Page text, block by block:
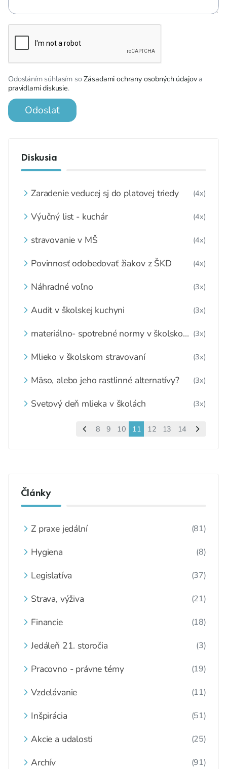
Odosláním súhlasím soZásadami ochrany osobných údajova
pravidlami diskusie.
Odoslať
Diskusia
Zaradenie veducej sj do platovej triedy (4x)
Výučný list - kuchár (4x)
stravovanie v MŠ (4x)
Povinnosť odobedovať žiakov z ŠKD (4x)
Náhradné voľno (3x)
Audit v školskej kuchyni (3x)
materiálno- spotrebné normy v školskom (3x)
Mlieko v školskom stravovaní (3x)
Mäso, alebo jeho rastlinné alternatívy? (3x)
Svetový deň mlieka v školách (3x)
8 9 10 11 12 13 14
Články
Z praxe jedální (81)
Hygiena (8)
Legislatíva (37)
Strava, výživa (21)
Financie (18)
Jedáleň 21. storočia (3)
Pracovno - právne témy (19)
Vzdelávanie (11)
Inšpirácia (51)
Akcie a udalosti (25)
Archív (91)